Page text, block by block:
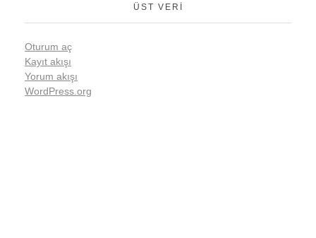
ÜST VERI
Oturum aç
Kayıt akışı
Yorum akışı
WordPress.org